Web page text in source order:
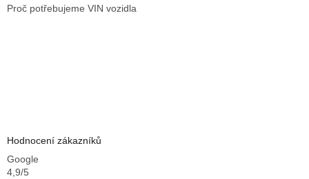
Proč potřebujeme VIN vozidla
Hodnocení zákazníků
Google
4,9/5